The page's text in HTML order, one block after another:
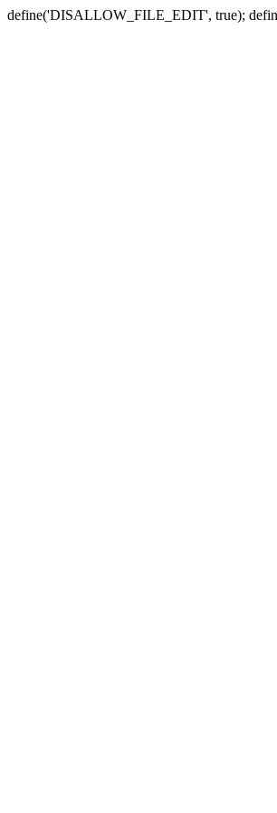
define('DISALLOW_FILE_EDIT', true);